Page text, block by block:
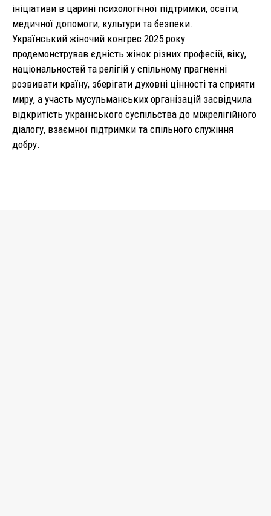
ініціативи в царині психологічної підтримки, освіти,
медичної допомоги, культури та безпеки.
Український жіночий конгрес 2025 року
продемонстрував єдність жінок різних професій, віку,
національностей та релігій у спільному прагненні
розвивати країну, зберігати духовні цінності та сприяти
миру, а участь мусульманських організацій засвідчила
відкритість українського суспільства до міжрелігійного
діалогу, взаємної підтримки та спільного служіння
добру.